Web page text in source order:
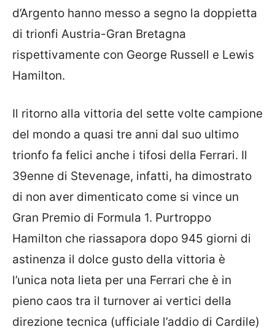
d’Argento hanno messo a segno la doppietta
di trionfi Austria-Gran Bretagna
rispettivamente con George Russell e Lewis
Hamilton.
Il ritorno alla vittoria del sette volte campione
del mondo a quasi tre anni dal suo ultimo
trionfo fa felici anche i tifosi della Ferrari. Il
39enne di Stevenage, infatti, ha dimostrato
di non aver dimenticato come si vince un
Gran Premio di Formula 1. Purtroppo
Hamilton che riassapora dopo 945 giorni di
astinenza il dolce gusto della vittoria è
l’unica nota lieta per una Ferrari che è in
pieno caos tra il turnover ai vertici della
direzione tecnica (ufficiale l’addio di Cardile)